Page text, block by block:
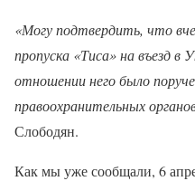
«Могу подтвердить, что
пропуска «Тиса» на въезд в
отношении него было
правоохранительных
Слободян.
Как мы уже сообщали, 6